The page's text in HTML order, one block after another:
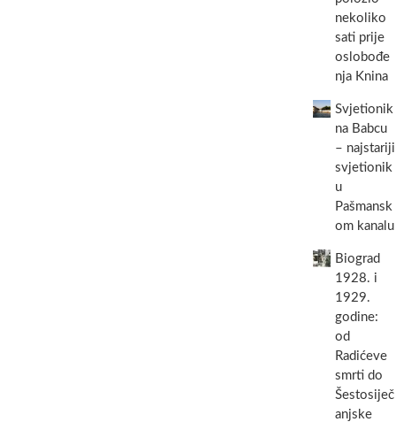
nekoliko
sati prije
oslobođe
nja Knina
Svjetionik
na Babcu
– najstariji
svjetionik
u
Pašmansk
om kanalu
Biograd
1928. i
1929.
godine:
od
Radićeve
smrti do
Šestosiječ
anjske